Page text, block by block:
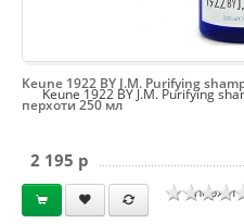
Keune 1922 BY J.M. Purifying
Keune 1922 BY J.M. Purifying
перхоти 250 мл
2 195 p